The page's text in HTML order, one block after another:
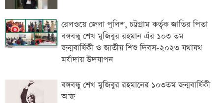
রেলওয়ে জেলা পুলিশ, চট্টগ্রাম কর্তৃক জাতির পিতা
বঙ্গবন্ধু শেখ মুজিবুর রহমান এঁর ১০৩ তম
জন্মবার্ষিকী ও জাতীয় শিশু দিবস-২০২৩ যথাযথ
মর্যাদায় উদযাপন
বঙ্গবন্ধু শেখ মুজিবুর রহমানের ১০৩তম জন্মবার্ষিকী
আজ